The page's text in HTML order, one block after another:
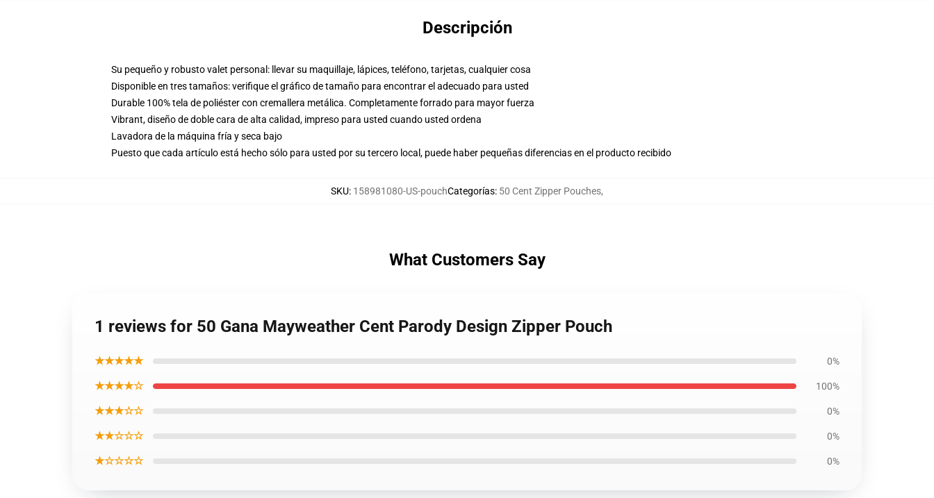
Descripción
Su pequeño y robusto valet personal: llevar su maquillaje, lápices, teléfono, tarjetas, cualquier cosa
Disponible en tres tamaños: verifique el gráfico de tamaño para encontrar el adecuado para usted
Durable 100% tela de poliéster con cremallera metálica. Completamente forrado para mayor fuerza
Vibrant, diseño de doble cara de alta calidad, impreso para usted cuando usted ordena
Lavadora de la máquina fría y seca bajo
Puesto que cada artículo está hecho sólo para usted por su tercero local, puede haber pequeñas diferencias en el producto recibido
SKU: 158981080-US-pouchCategorías: 50 Cent Zipper Pouches,
What Customers Say
1 reviews for 50 Gana Mayweather Cent Parody Design Zipper Pouch
★★★★★ 0%
★★★★☆ 100%
★★★☆☆ 0%
★★☆☆☆ 0%
★☆☆☆☆ 0%